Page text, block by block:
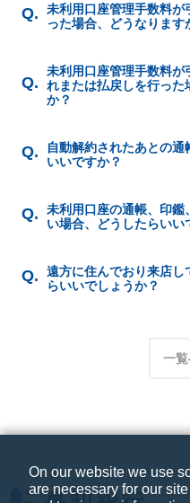
未利用口座管理手数料
った場合、どうなります
未利用口座管理手数料が
れまたは払戻しを行っ
か？
自動解約されたあとの
いいですか？
未利用口座の通帳、印
い場合、どうしたらいい
遠方に住んでおり来店し
らいいでしょうか？
一
On our website we use
are necessary for our